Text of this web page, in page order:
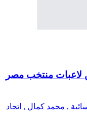
لاعبات منتخب مصر
, محمد كمال , اتحاد